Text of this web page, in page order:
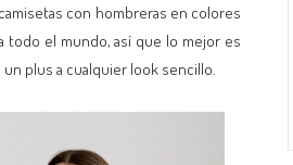
con hombreras en colores
todo el mundo, así que lo mejor es
plus a cualquier look sencillo.